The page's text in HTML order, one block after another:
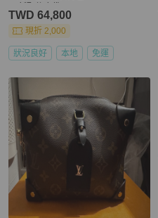
TWD 64,800
現折 2,000
狀況良好 本地 免運